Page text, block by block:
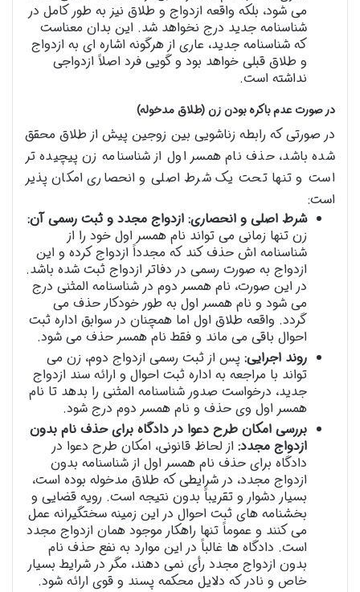
می شود، بلکه واقعه ازدواج و طلاق نیز به طور کامل در
شناسنامه جدید درج نخواهد شد. این بدان معناست
که شناسنامه جدید، عاری از هرگونه اشاره ای به ازدواج
و طلاق قبلی خواهد بود و گویی فرد اصلاً ازدواجی
نداشته است.
در صورت عدم باکره بودن زن (طلاق مدخوله)
در صورتی که رابطه زناشویی بین زوجین پیش از طلاق محقق
شده باشد، حذف نام همسر اول از شناسنامه زن پیچیده تر
است و تنها تحت یک شرط اصلی و انحصاری امکان پذیر
است:
شرط اصلی و انحصاری: ازدواج مجدد و ثبت رسمی آن:
زن تنها زمانی می تواند نام همسر اول خود را از
شناسنامه اش حذف کند که مجدداً ازدواج کرده و این
ازدواج به صورت رسمی در دفاتر ازدواج ثبت شده باشد.
در این صورت، نام همسر دوم در شناسنامه المثنی درج
می شود و نام همسر اول به طور خودکار حذف می
گردد. واقعه طلاق اول اما همچنان در سوابق اداره ثبت
احوال باقی می ماند و فقط نام همسر حذف می شود.
روند اجرایی: پس از ثبت رسمی ازدواج دوم، زن می
تواند با مراجعه به اداره ثبت احوال و ارائه سند ازدواج
جدید، درخواست صدور شناسنامه المثنی را بدهد تا نام
همسر اول وی حذف و نام همسر دوم درج شود.
بررسی امکان طرح دعوا در دادگاه برای حذف نام بدون
ازدواج مجدد: از لحاظ قانونی، امکان طرح دعوا در
دادگاه برای حذف نام همسر اول از شناسنامه بدون
ازدواج مجدد، در شرایطی که طلاق مدخوله بوده است،
بسیار دشوار و تقریباً بدون نتیجه است. رویه قضایی و
بخشنامه های ثبت احوال در این زمینه سختگیرانه عمل
می کنند و عموماً تنها راهکار موجود همان ازدواج مجدد
است. دادگاه ها غالباً در این موارد به نفع حذف نام
بدون ازدواج مجدد رأی نمی دهند، مگر در شرایط بسیار
خاص و نادر که دلایل محکمه پسند و قوی ارائه شود.